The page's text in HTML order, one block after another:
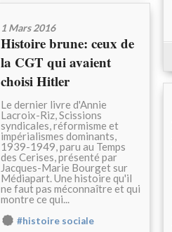
1 Mars 2016
Histoire brune: ceux de
la CGT qui avaient
choisi Hitler
Le dernier livre d'Annie
Lacroix-Riz, Scissions
syndicales, réformisme et
impérialismes dominants,
1939-1949, paru au Temps
des Cerises, présenté par
Jacques-Marie Bourget sur
Médiapart. Une histoire qu'il
ne faut pas méconnaître et qui
montre ce qui...
#histoire sociale